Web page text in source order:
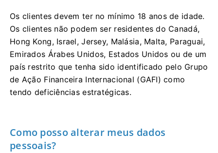
Os clientes devem ter no mínimo 18 anos de idade.
Os clientes não podem ser residentes do Canadá,
Hong Kong, Israel, Jersey, Malásia, Malta, Paraguai,
Emirados Árabes Unidos, Estados Unidos ou de um
país restrito que tenha sido identificado pelo Grupo
de Ação Financeira Internacional (GAFI) como
tendo deficiências estratégicas.
Como posso alterar meus dados
pessoais?